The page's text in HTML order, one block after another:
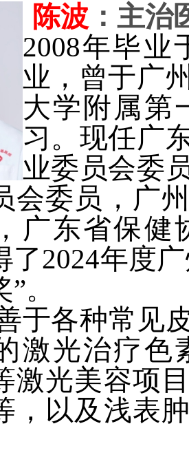
陈波 ：主治
2008年毕业
业，曾于广
大学附属第
习。现任广
业委员会委
会委员，广
广东省保健
了2024年度
。
于各种常见
激光治疗色
激光美容项
，以及浅表